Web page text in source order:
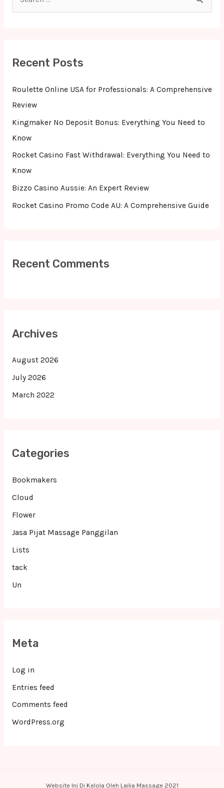
f
o
Recent Posts
Roulette Online USA for Professionals: A Comprehensive
Review
Kingmaker No Deposit Bonus: Everything You Need to
Know
Rocket Casino Fast Withdrawal: Everything You Need to
Know
Bizzo Casino Aussie: An Expert Review
Rocket Casino Promo Code AU: A Comprehensive Guide
Recent Comments
Archives
August 2026
July 2026
March 2022
Categories
Bookmakers
Cloud
Flower
Jasa Pijat Massage Panggilan
Lists
tack
Un
Meta
Log in
Entries feed
Comments feed
WordPress.org
Website Ini Di Kelola Oleh Lailia Massage 2021